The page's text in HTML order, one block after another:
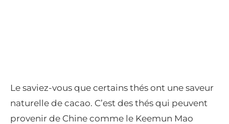
Le saviez-vous que certains thés ont une saveur
naturelle de cacao. C’est des thés qui peuvent
provenir de Chine comme le Keemun Mao